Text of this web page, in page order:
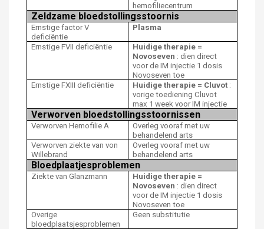
hemofiliecentrum
Zeldzame bloedstollingsstoornis
Ernstige factor V
deficiëntie
Plasma
Ernstige FVII deficiëntie
Huidige therapie =
Novoseven : dien direct
voor de IM injectie 1 dosis
Novoseven toe
Ernstige FXIII deficiëntie
Huidige therapie = Cluvot :
vorige toediening Cluvot
max 1 week voor IM injectie
Verworven bloedstollingsstoornissen
Verworven Hemofilie A
Overleg vooraf met uw
behandelend arts
Verworven ziekte van von
Willebrand
Overleg vooraf met uw
behandelend arts
Bloedplaatjesproblemen
Ziekte van Glanzmann
Huidige therapie =
Novoseven : dien direct
voor de IM injectie 1 dosis
Novoseven toe
Overige
bloedplaatsjesproblemen
Geen substitutie